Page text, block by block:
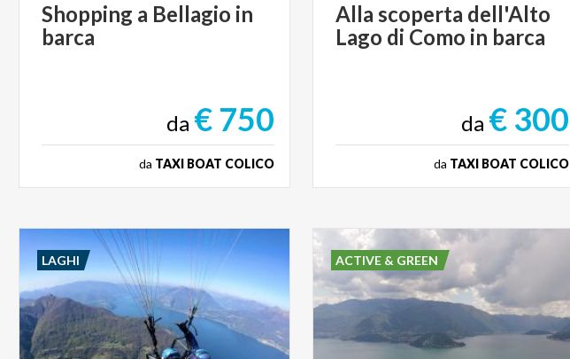
Shopping a Bellagio in
barca
da € 750
da TAXI BOAT COLICO
Alla scoperta dell'Alto
Lago di Como in barca
da € 300
da TAXI BOAT COLICO
LAGHI ACTIVE & GREEN